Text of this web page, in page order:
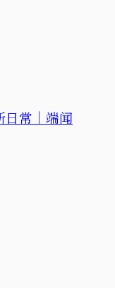
日常｜端闻